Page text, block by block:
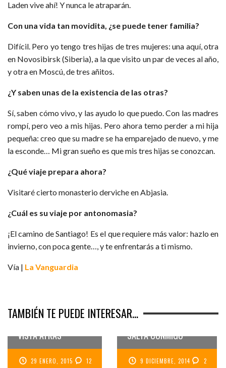
Laden vive ahí! Y nunca le atraparán.
Con una vida tan movidita, ¿se puede tener familia?
Difícil. Pero yo tengo tres hijas de tres mujeres: una aquí, otra
en Novosibirsk (Siberia), a la que visito un par de veces al año,
y otra en Moscú, de tres añitos.
¿Y saben unas de la existencia de las otras?
Sí, saben cómo vivo, y las ayudo lo que puedo. Con las madres
rompí, pero veo a mis hijas. Pero ahora temo perder a mi hija
pequeña: creo que su madre se ha emparejado de nuevo, y me
la esconde… Mi gran sueño es que mis tres hijas se conozcan.
¿Qué viaje prepara ahora?
Visitaré cierto monasterio derviche en Abjasia.
¿Cuál es su viaje por antonomasia?
¡El camino de Santiago! Es el que requiere más valor: hazlo en
invierno, con poca gente…, y te enfrentarás a ti mismo.
Vía | La Vanguardia
TAMBIÉN TE PUEDE INTERESAR...
4 MESES DE VIAJE SIN
VISTA ATRÁS
29 ENERO, 2015 12
VIAJES PARA LARGO:
SALTA CONMIGO
9 DICIEMBRE, 2014 2
PAULINE, EL OTOÑO Y EL
COMIENZO DE UNA BREVE